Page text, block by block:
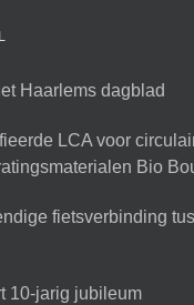
Haarlems dagblad
LCA voor
Bio
fietsverbinding
10-jarig jubileum